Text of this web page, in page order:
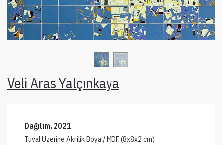
Veli Aras Yalçınkaya
Dağılım, 2021
Tuval Üzerine Akrilik Boya / MDF (8x8x2 cm)